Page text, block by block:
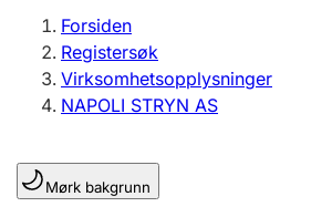
Enkeltpersonforetak
Registrere, endre, slette
Lag og forening
Forsiden
Registersøk
Virksomhetsopplysninger
NAPOLI STRYN AS
Mørk bakgrunn